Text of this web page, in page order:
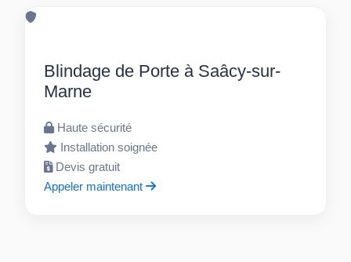
Blindage de Porte à Saâcy-sur-
Marne
Haute sécurité
Installation soignée
Devis gratuit
Appeler maintenant